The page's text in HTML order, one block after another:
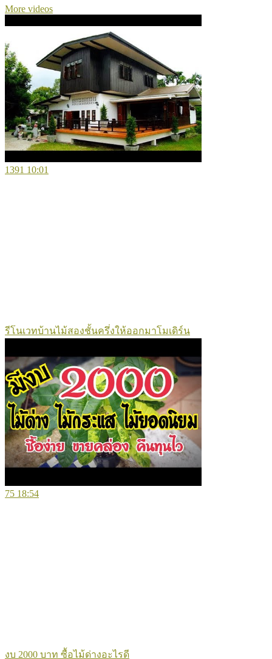
More videos
1391 10:01
รีโนเวทบ้านไม้สองชั้นครึ่งให้ออกมาโมเดิร์น
75 18:54
งบ 2000 บาท ซื้อไม้ด่างอะไรดี